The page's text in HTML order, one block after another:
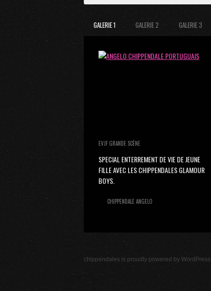
GALERIE 1 GALERIE 2 GALERIE 3
EVJF GRANDE SCÈNE
SPECIAL ENTERREMENT DE VIE DE JEUNE
FILLE AVEC LES CHIPPENDALES GLAMOUR
BOYS.
CHIPPENDALE ANGELO
chippendales is proudly powered by WordPress